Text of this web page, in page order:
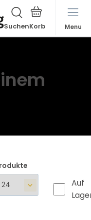
Suchen Menu
Auf